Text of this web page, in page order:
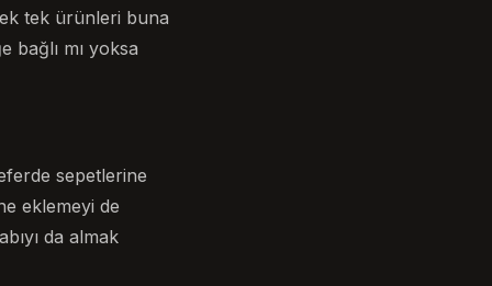
tek ürünleri buna
mı yoksa
sepetlerine
eklemeyi de
da almak